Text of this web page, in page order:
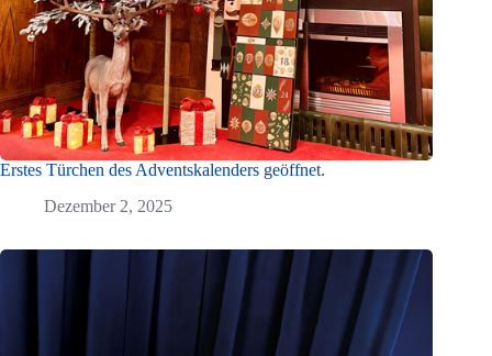
Erstes Türchen des Adventskalenders geöffnet.
Dezember 2, 2025